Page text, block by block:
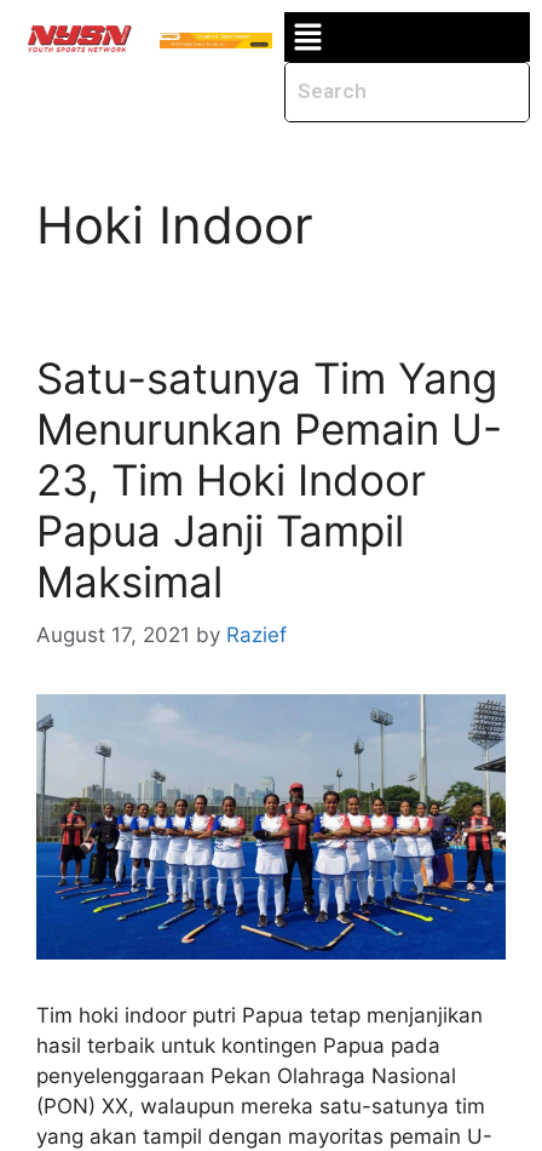
Hoki Indoor
Satu-satunya Tim Yang
Menurunkan Pemain U-
23, Tim Hoki Indoor
Papua Janji Tampil
Maksimal
August 17, 2021 by Razief
Tim hoki indoor putri Papua tetap menjanjikan
hasil terbaik untuk kontingen Papua pada
penyelenggaraan Pekan Olahraga Nasional
(PON) XX, walaupun mereka satu-satunya tim
yang akan tampil dengan mayoritas pemain U-